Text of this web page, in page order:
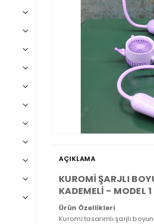
AÇIKLAMA
KUROMİ ŞARJLI
KADEMELİ - MODEL 1
Ürün Özellikleri
Kuromi tasarımlı şarjlı